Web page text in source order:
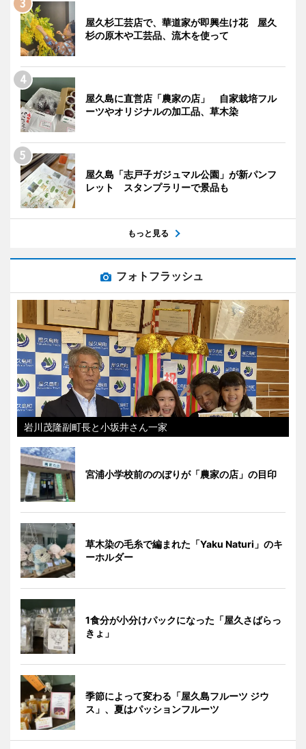
屋久杉工芸店で、華道家が即興生け花 屋久
杉の原木や工芸品、流木を使って
屋久島に直営店「農家の店」 自家栽培フル
ーツやオリジナルの加工品、草木染
屋久島「志戸子ガジュマル公園」が新パンフ
レット スタンプラリーで景品も
もっと見る
フォトフラッシュ
岩川茂隆副町長と小坂井さん一家
宮浦小学校前ののぼりが「農家の店」の目印
草木染の毛糸で編まれた「Yaku Naturi」のキ
ーホルダー
1食分が小分けパックになった「屋久さばらっ
きょ」
季節によって変わる「屋久島フルーツ ジウ
ス」、夏はパッションフルーツ